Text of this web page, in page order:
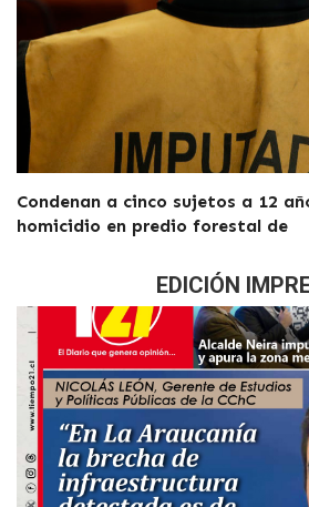
Condenan a cinco sujetos a 12
homicidio en predio forestal de
EDICIÓN